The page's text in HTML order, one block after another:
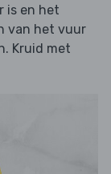
is en het
van het vuur
Kruid met